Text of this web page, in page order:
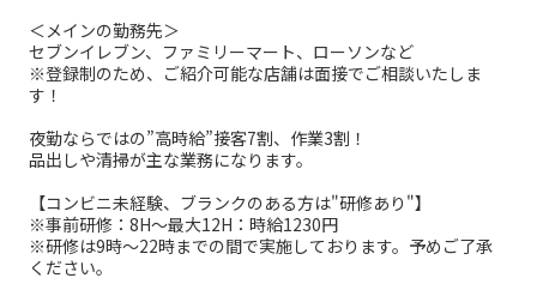
＜メインの勤務先＞
セブンイレブン、ファミリーマート、ローソンなど
※登録制のため、ご紹介可能な店舗は面接でご相談いたしま
す！
夜勤ならではの”高時給”接客7割、作業3割！
品出しや清掃が主な業務になります。
【コンビニ未経験、ブランクのある方は"研修あり"】
※事前研修：8H～最大12H：時給1230円
※研修は9時～22時までの間で実施しております。予めご了承
ください。